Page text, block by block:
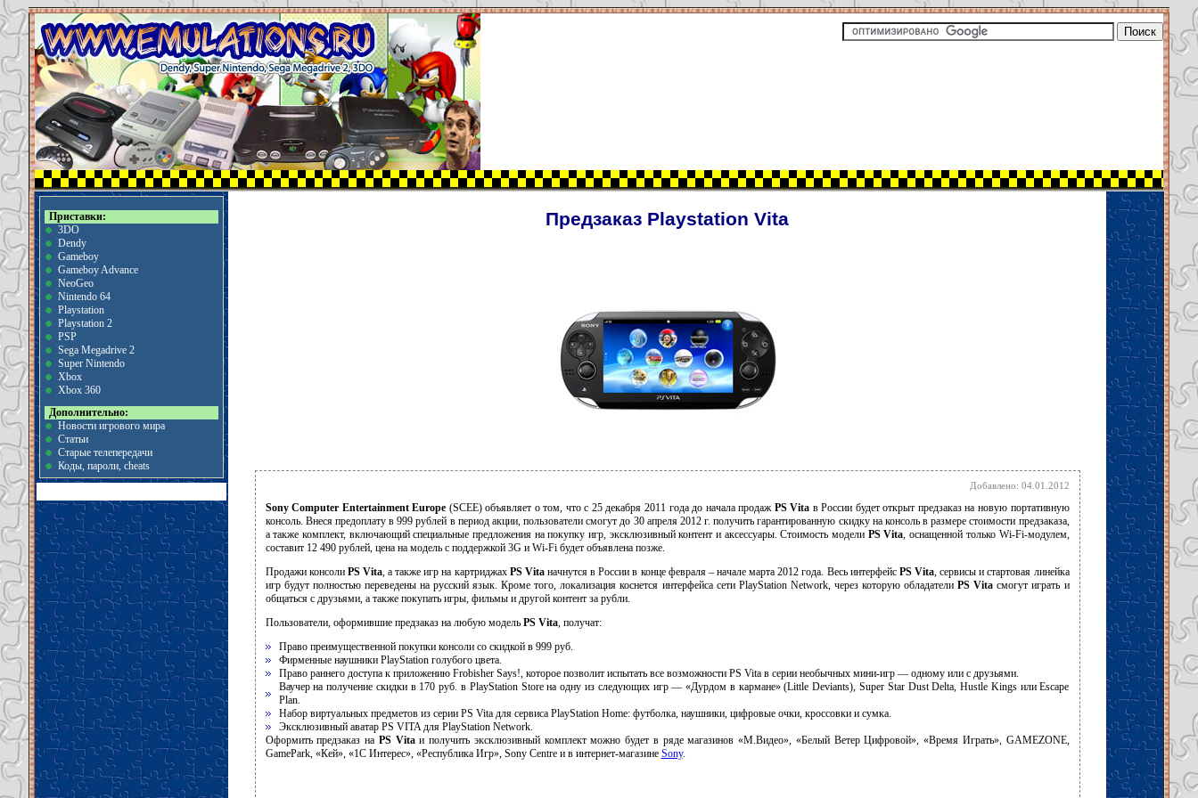
Приставки:
3DO
Dendy
Gameboy
Gameboy Advance
NeoGeo
Nintendo 64
Playstation
Playstation 2
PSP
Sega Megadrive 2
Super Nintendo
Xbox
Xbox 360
Дополнительно:
Новости игрового мира
Статьи
Старые телепередачи
Коды, пароли, cheats
Предзаказ Playstation Vita
Добавлено: 04.01.2012
Sony Computer Entertainment Europe (SCEE) объявляет о том, что с 25 декабря 2011 года до начала продаж PS Vita в России будет открыт предзаказ на новую портативную
консоль. Внеся предоплату в 999 рублей в период акции, пользователи смогут до 30 апреля 2012 г. получить гарантированную скидку на консоль в размере стоимости предзаказа,
а также комплект, включающий специальные предложения на покупку игр, эксклюзивный контент и аксессуары. Стоимость модели PS Vita , оснащенной только Wi-Fi-модулем,
составит 12 490 рублей, цена на модель с поддержкой 3G и Wi-Fi будет объявлена позже.
Продажи консолиPS Vita, а также игр на картриджахPS Vitaначнутся в России в конце февраля – начале марта 2012 года. Весь интерфейс PS Vita, сервисы и стартовая линейка
игр будут полностью переведены на русский язык. Кроме того, локализация коснется интерфейса сети PlayStation Network, через которую обладателиPS Vita смогут играть и
общаться с друзьями, а также покупать игры, фильмы и другой контент за рубли.
Пользователи, оформившие предзаказ на любую модельPS Vita, получат:
Право преимущественной покупки консоли со скидкой в 999 руб.
Фирменные наушники PlayStation голубого цвета.
Право раннего доступа к приложению Frobisher Says!, которое позволит испытать все возможности PS Vita в серии необычных мини-игр — одному или с друзьями.
Ваучер на получение скидки в 170 руб. в PlayStation Store на одну из следующих игр — «Дурдом в кармане» (Little Deviants), Super Star Dust Delta, Hustle Kings или Escape
Plan.
Набор виртуальных предметов из серии PS Vita для сервиса PlayStation Home: футболка, наушники, цифровые очки, кроссовки и сумка.
Эксклюзивный аватар PS VITA для PlayStation Network.
Оформить предзаказ на PS Vitaи получить эксклюзивный комплект можно будет в ряде магазинов «М.Видео», «Белый Ветер Цифровой», «Время Играть», GAMEZONE,
GamePark, «Кей», «1C Интерес», «Республика Игр», Sony Centre и в интернет-магазине Sony.